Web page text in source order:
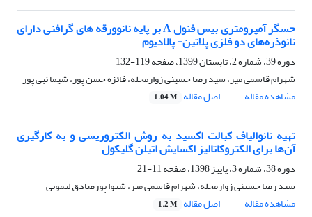
حسگر آمپرومتری بیس فنول A بر پایه نانوورقه های گرافنی دارای
نانوذره‌های دو فلزی پلاتین- پالادیوم
دوره 39، شماره 2، تابستان 1399، صفحه
119-132
شهرام قاسمی میر، سید رضا حسینی زوارمحله، فائزه حسن پور، شیما نبی پور
مشاهده مقاله
اصل مقاله 1.04 M
تهیه نانوالیاف کبالت اکسید به روش الکتروریسی و به کارگیری
آن‌ها برای الکتروکاتالیز اکسایش اتیلن گلیکول
دوره 38، شماره 3، پاییز 1398، صفحه
11-21
سید رضا حسینی زوارمحله، شهرام قاسمی میر، شیوا پورصادق لیمویی
مشاهده مقاله
اصل مقاله 1.2 M